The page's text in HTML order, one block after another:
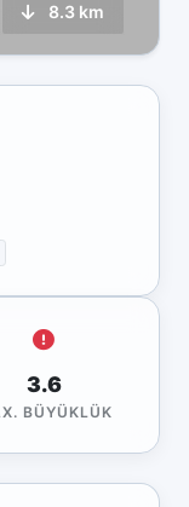
8.3 km
3.6
BÜYÜKLÜK